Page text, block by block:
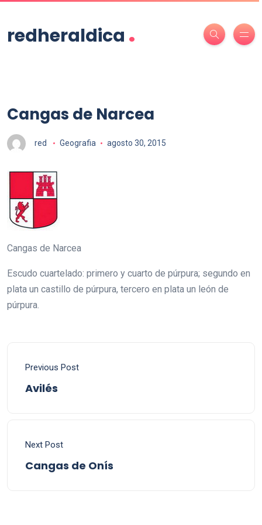
redheraldica .
Cangas de Narcea
red Geografia agosto 30, 2015
Cangas de Narcea
Escudo cuartelado: primero y cuarto de púrpura; segundo en
plata un castillo de púrpura, tercero en plata un león de
púrpura.
Previous Post
Avilés
Next Post
Cangas de Onís